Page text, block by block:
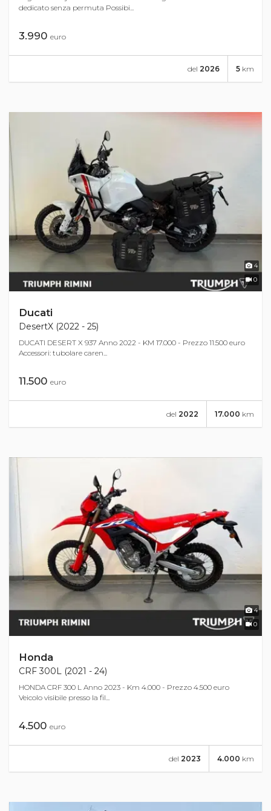
dedicato senza permuta Possibi...
3.990 euro
5 km
del 2026
4
0
Ducati
DesertX (2022 - 25)
DUCATI DESERT X 937 Anno 2022 - KM 17.000 - Prezzo 11.500 euro
Accessori: tubolare caren...
11.500 euro
17.000 km
del 2022
4
0
Honda
CRF 300L (2021 - 24)
HONDA CRF 300 L Anno 2023 - Km 4.000 - Prezzo 4.500 euro
Veicolo visibile presso la fil...
4.500 euro
4.000 km
del 2023